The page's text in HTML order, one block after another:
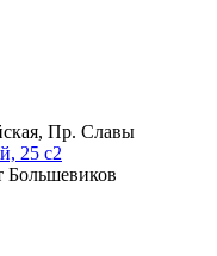
Пр. Славы
25 с2
Большевиков